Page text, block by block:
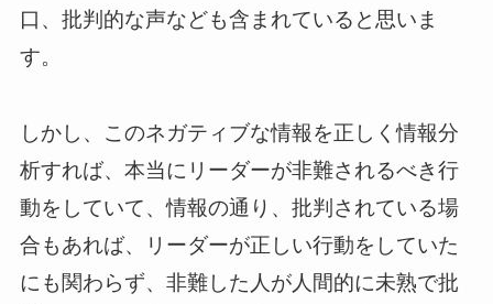
口、批判的な声なども含まれていると思いま
す。
しかし、このネガティブな情報を正しく情報分
析すれば、本当にリーダーが非難されるべき行
動をしていて、情報の通り、批判されている場
合もあれば、リーダーが正しい行動をしていた
にも関わらず、非難した人が人間的に未熟で批